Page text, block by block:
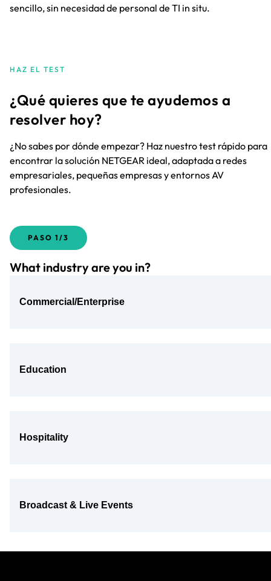
sencillo, sin necesidad de personal de TI in situ.
HAZ EL TEST
¿Qué quieres que te ayudemos a
resolver hoy?
¿No sabes por dónde empezar? Haz nuestro test rápido para
encontrar la solución NETGEAR ideal, adaptada a redes
empresariales, pequeñas empresas y entornos AV
profesionales.
PASO 1/3
What industry are you in?
Commercial/Enterprise
Education
Hospitality
Broadcast & Live Events